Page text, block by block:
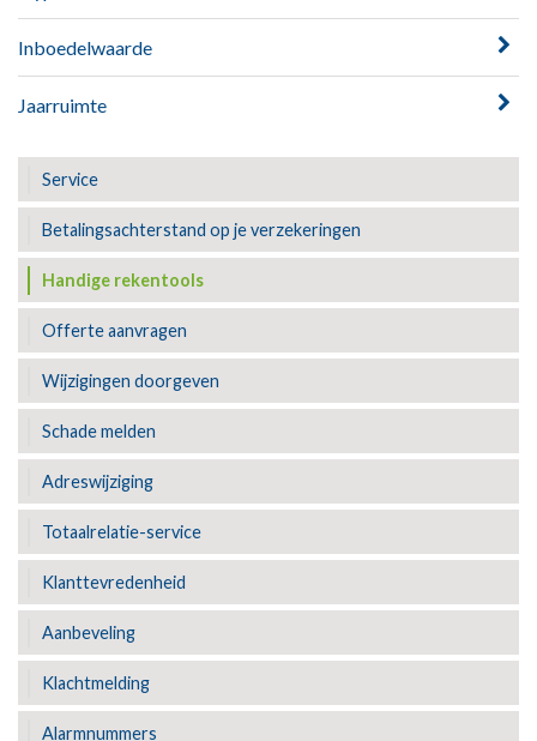
Inboedelwaarde
Jaarruimte
Service
Betalingsachterstand op je verzekeringen
Handige rekentools
Offerte aanvragen
Wijzigingen doorgeven
Schade melden
Adreswijziging
Totaalrelatie-service
Klanttevredenheid
Aanbeveling
Klachtmelding
Alarmnummers